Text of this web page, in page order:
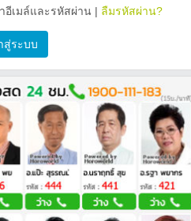
อีเมล์และรหัสผ่าน | ลืมรหัสผ่าน?
สู่ระบบ